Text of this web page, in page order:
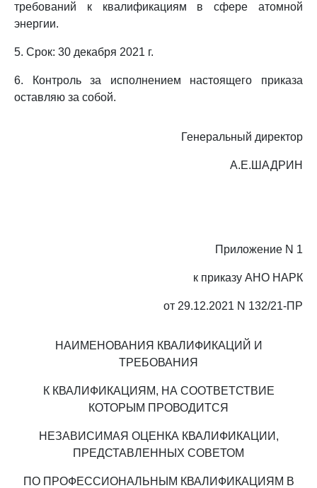
требований к квалификациям в сфере атомной
энергии.
5. Срок: 30 декабря 2021 г.
6. Контроль за исполнением настоящего приказа
оставляю за собой.
Генеральный директор
А.Е.ШАДРИН
Приложение N 1
к приказу АНО НАРК
от 29.12.2021 N 132/21-ПР
НАИМЕНОВАНИЯ КВАЛИФИКАЦИЙ И
ТРЕБОВАНИЯ
К КВАЛИФИКАЦИЯМ, НА СООТВЕТСТВИЕ
КОТОРЫМ ПРОВОДИТСЯ
НЕЗАВИСИМАЯ ОЦЕНКА КВАЛИФИКАЦИИ,
ПРЕДСТАВЛЕННЫХ СОВЕТОМ
ПО ПРОФЕССИОНАЛЬНЫМ КВАЛИФИКАЦИЯМ В